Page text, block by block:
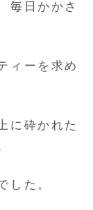
毎日かかさ
ィーを求め
に砕かれた
した。